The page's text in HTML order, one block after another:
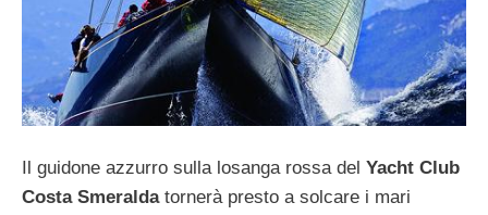
Il guidone azzurro sulla losanga rossa del Yacht Club
Costa Smeraldatornerà presto a solcare i mari